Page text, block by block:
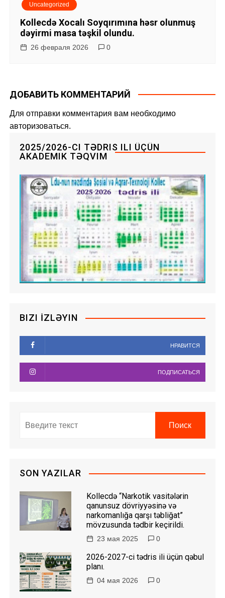
Uncategorized
Kollecdə Xocalı Soyqırımına həsr olunmuş
dəyirmi masa təşkil olundu.
26 февраля 2026 0
ДОБАВИТЬ КОММЕНТАРИЙ
Для отправки комментария вам необходимо
авторизоваться.
2025/2026-CI TƏDRIS ILI ÜÇÜN
AKADEMIK TƏQVIM
BIZI İZLƏYIN
НРАВИТСЯ
ПОДПИСАТЬСЯ
SON YAZILAR
Kollecdə “Narkotik vasitələrin
qanunsuz dövriyyəsinə və
narkomanlığa qarşı təbliğat”
mövzusunda tədbir keçirildi.
23 мая 2025 0
2026-2027-ci tədris ili üçün qəbul
planı.
04 мая 2026 0